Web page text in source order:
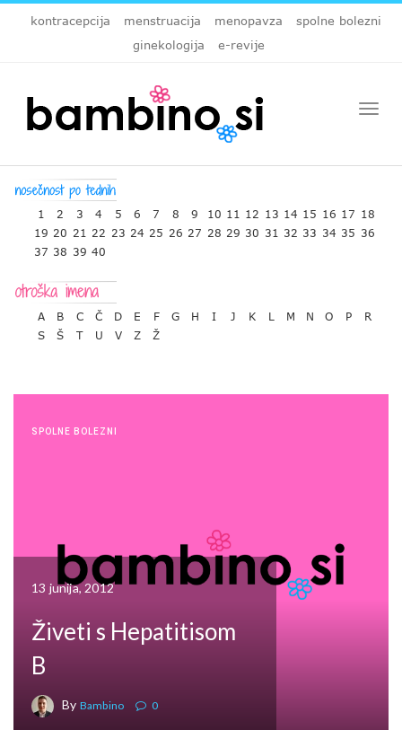
kontracepcija menstruacija menopavza
spolne bolezni
ginekologija
e-revije
1 2 3 4 5 6 7 8 9 10 11 12 13 14 15 16 17 18
19 20 21 22 23 24 25 26 27 28 29 30 31 32 33 34 35 36
37 38 39 40
A B C Č D E F G H I J K L M N O P
R
S
Š T U V Z Ž
SPOLNE BOLEZNI
13 junija, 2012
Živeti s Hepatitisom
B
By Bambino 0